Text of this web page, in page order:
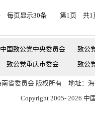
每页显示30条 第1页 共1
中国致公党中央委员会
致公
致公党重庆市委会 致公
南省委员会 版权所有 地址：
Copyright 2005- 2026 中